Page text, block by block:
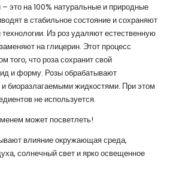
это на 100% натуральные и природные
в стабильное состояние и сохраняют
Из роз удаляют естественную
на глицерин. Этот процесс
того, что роза сохранит свой
и форму. Розы обрабатывают
биоразлагаемыми жидкостями. При этом
не используется.
может посветлеть!
влияние окружающая среда,
солнечный свет и ярко освещенное